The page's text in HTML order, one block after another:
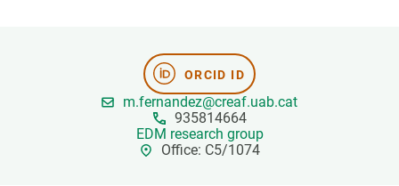
ORCID ID
m.fernandez@creaf.uab.cat
935814664
EDM research group
Office: C5/1074